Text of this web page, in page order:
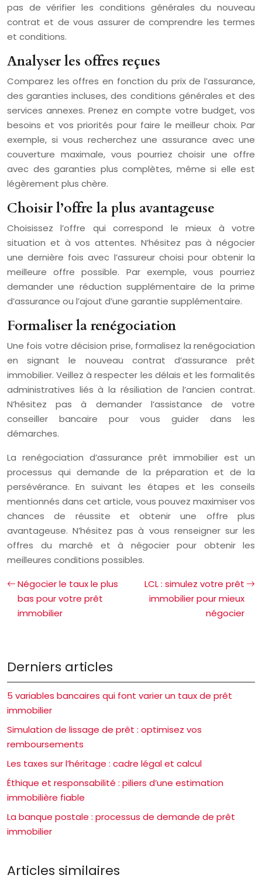
pas de vérifier les conditions générales du nouveau
contrat et de vous assurer de comprendre les termes
et conditions.
Analyser les offres reçues
Comparez les offres en fonction du prix de l’assurance,
des garanties incluses, des conditions générales et des
services annexes. Prenez en compte votre budget, vos
besoins et vos priorités pour faire le meilleur choix. Par
exemple, si vous recherchez une assurance avec une
couverture maximale, vous pourriez choisir une offre
avec des garanties plus complètes, même si elle est
légèrement plus chère.
Choisir l’offre la plus avantageuse
Choisissez l’offre qui correspond le mieux à votre
situation et à vos attentes. N’hésitez pas à négocier
une dernière fois avec l’assureur choisi pour obtenir la
meilleure offre possible. Par exemple, vous pourriez
demander une réduction supplémentaire de la prime
d’assurance ou l’ajout d’une garantie supplémentaire.
Formaliser la renégociation
Une fois votre décision prise, formalisez la renégociation
en signant le nouveau contrat d’assurance prêt
immobilier. Veillez à respecter les délais et les formalités
administratives liés à la résiliation de l’ancien contrat.
N’hésitez pas à demander l’assistance de votre
conseiller bancaire pour vous guider dans les
démarches.
La renégociation d’assurance prêt immobilier est un
processus qui demande de la préparation et de la
persévérance. En suivant les étapes et les conseils
mentionnés dans cet article, vous pouvez maximiser vos
chances de réussite et obtenir une offre plus
avantageuse. N’hésitez pas à vous renseigner sur les
offres du marché et à négocier pour obtenir les
meilleures conditions possibles.
Négocier le taux le plus
bas pour votre prêt
immobilier
LCL : simulez votre prêt
immobilier pour mieux
négocier
Derniers articles
5 variables bancaires qui font varier un taux de prêt
immobilier
Simulation de lissage de prêt : optimisez vos
remboursements
Les taxes sur l’héritage : cadre légal et calcul
Éthique et responsabilité : piliers d’une estimation
immobilière fiable
La banque postale : processus de demande de prêt
immobilier
Articles similaires